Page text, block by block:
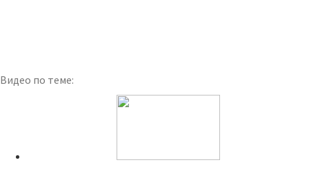
Видео по теме: